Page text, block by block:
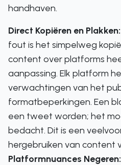
handhaven.
Direct Kopiëren en Plakken:
fout is het simpelweg
content over platforms
aanpassing. Elk platform
verwachtingen van het
formatbeperkingen. Een
een tweet worden; het
bedacht. Dit is een
hergebruiken van content
Platformnuances Negeren: